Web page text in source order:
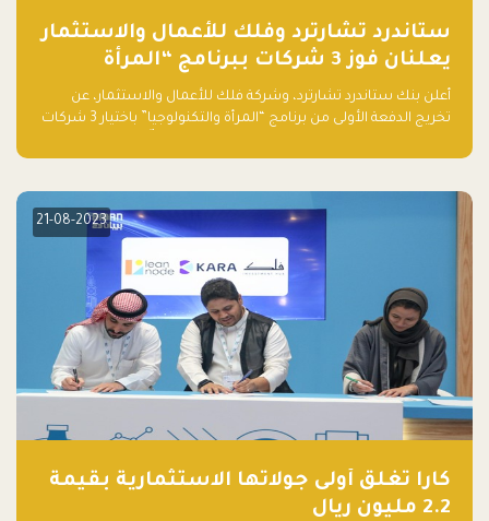
ستاندرد تشارترد وفلك للأعمال والاستثمار
يعلنان فوز 3 شركات ببرنامج “المرأة
والتكنولوجيا”
أعلن بنك ستاندرد تشارترد، وشركة فلك للأعمال والاستثمار، عن
تخريج الدفعة الأولى من برنامج “المرأة والتكنولوجيا” باختيار 3 شركات
الأعمال، اللواتي خضعن لبرنامج حاضنة مدته 8 أسابيع، أفكاراً مبتكرة
21-08-2023
كارا تغلق أولى جولاتها الاستثمارية بقيمة
2.2 مليون ريال